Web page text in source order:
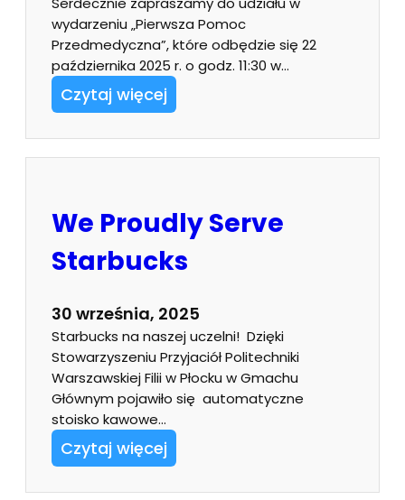
wydarzeniu „Pierwsza Pomoc
Przedmedyczna”, które odbędzie się 22
października 2025 r. o godz. 11:30 w…
Czytaj więcej
We Proudly Serve
Starbucks
30 września, 2025
Starbucks na naszej uczelni! Dzięki
Stowarzyszeniu Przyjaciół Politechniki
Warszawskiej Filii w Płocku w Gmachu
Głównym pojawiło się automatyczne
stoisko kawowe…
Czytaj więcej